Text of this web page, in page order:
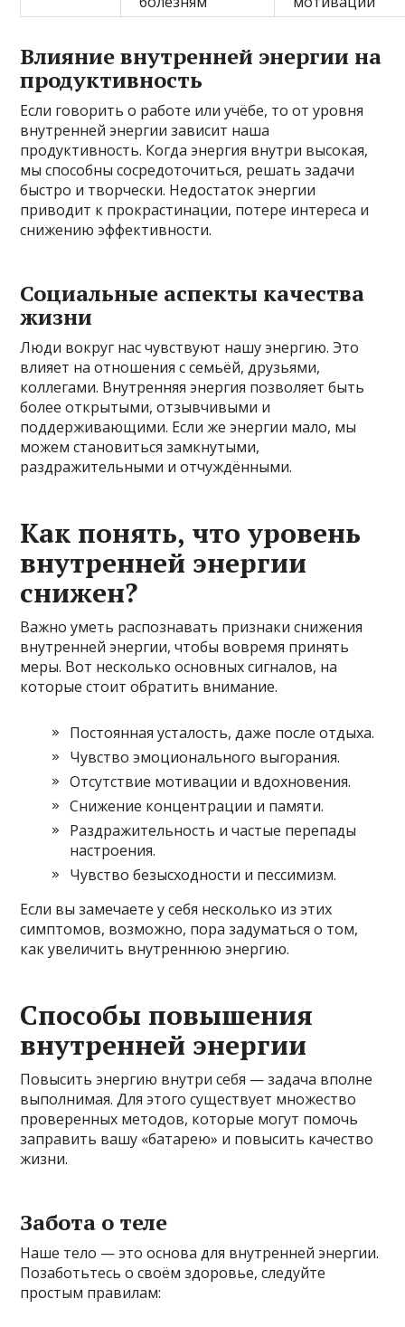
Влияние внутренней энергии на
продуктивность
Если говорить о работе или учёбе, то от уровня
внутренней энергии зависит наша
продуктивность. Когда энергия внутри высокая,
мы способны сосредоточиться, решать задачи
быстро и творчески. Недостаток энергии
приводит к прокрастинации, потере интереса и
снижению эффективности.
Социальные аспекты качества
жизни
Люди вокруг нас чувствуют нашу энергию. Это
влияет на отношения с семьёй, друзьями,
коллегами. Внутренняя энергия позволяет быть
более открытыми, отзывчивыми и
поддерживающими. Если же энергии мало, мы
можем становиться замкнутыми,
раздражительными и отчуждёнными.
Как понять, что уровень
внутренней энергии
снижен?
Важно уметь распознавать признаки снижения
внутренней энергии, чтобы вовремя принять
меры. Вот несколько основных сигналов, на
которые стоит обратить внимание.
Постоянная усталость, даже после отдыха.
Чувство эмоционального выгорания.
Отсутствие мотивации и вдохновения.
Снижение концентрации и памяти.
Раздражительность и частые перепады
настроения.
Чувство безысходности и пессимизм.
Если вы замечаете у себя несколько из этих
симптомов, возможно, пора задуматься о том,
как увеличить внутреннюю энергию.
Способы повышения
внутренней энергии
Повысить энергию внутри себя — задача вполне
выполнимая. Для этого существует множество
проверенных методов, которые могут помочь
заправить вашу «батарею» и повысить качество
жизни.
Забота о теле
Наше тело — это основа для внутренней энергии.
Позаботьтесь о своём здоровье, следуйте
простым правилам: